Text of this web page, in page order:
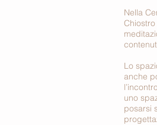
Nella
Lo
anche
uno
posarsi